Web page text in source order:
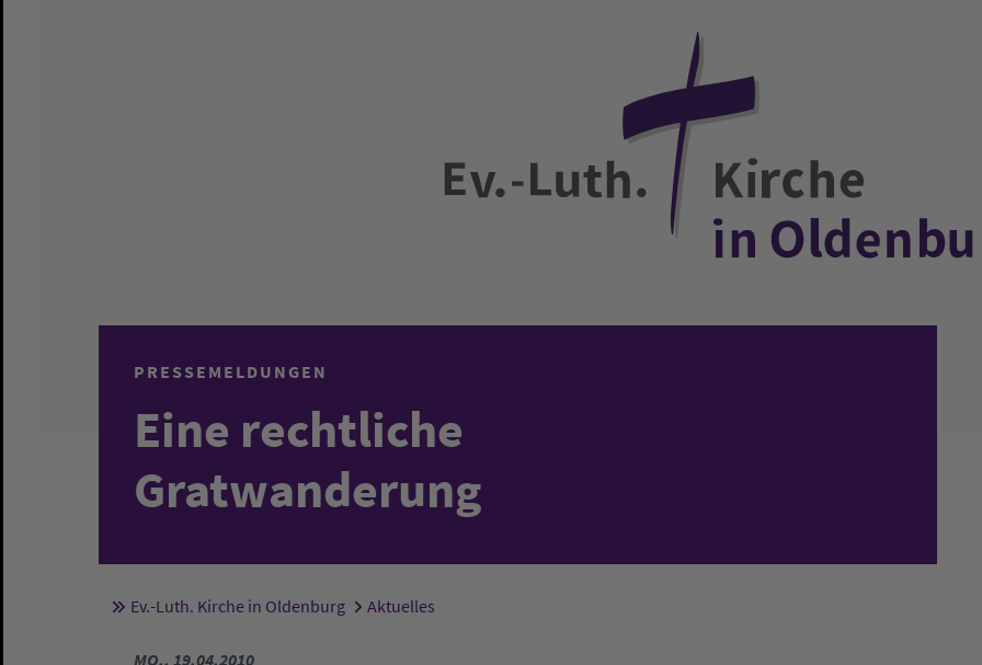
PRESSEMELDUNGEN
Eine rechtliche
Gratwanderung
Sie sind hier:
Ev.-Luth. Kirche in Oldenburg Aktuelles
MO., 19.04.2010